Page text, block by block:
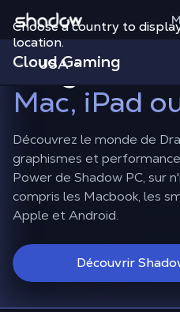
Choose a country to
location.
USA
Shadow.tech
Cloud Gaming
Comment
Dragon’s
Mac, iPad
Découvrez le monde de
graphismes et
Power de Shadow PC, sur
compris les Macbook, les
Apple et Android.
Découvrir